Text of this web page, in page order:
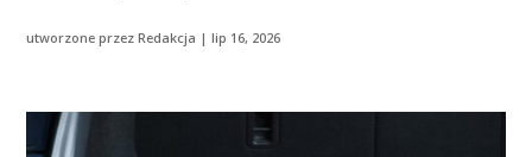
utworzone przezRedakcja |lip 16, 2026